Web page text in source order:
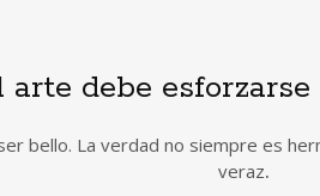
arte debe
bello. La verdad no siempre es
veraz.